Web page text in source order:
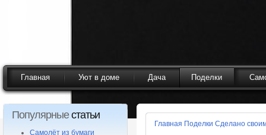
Главная Уют в доме Дача Поделки
Популярныестатьи
Самолёт из бумаги
Главная Поделки Сделано